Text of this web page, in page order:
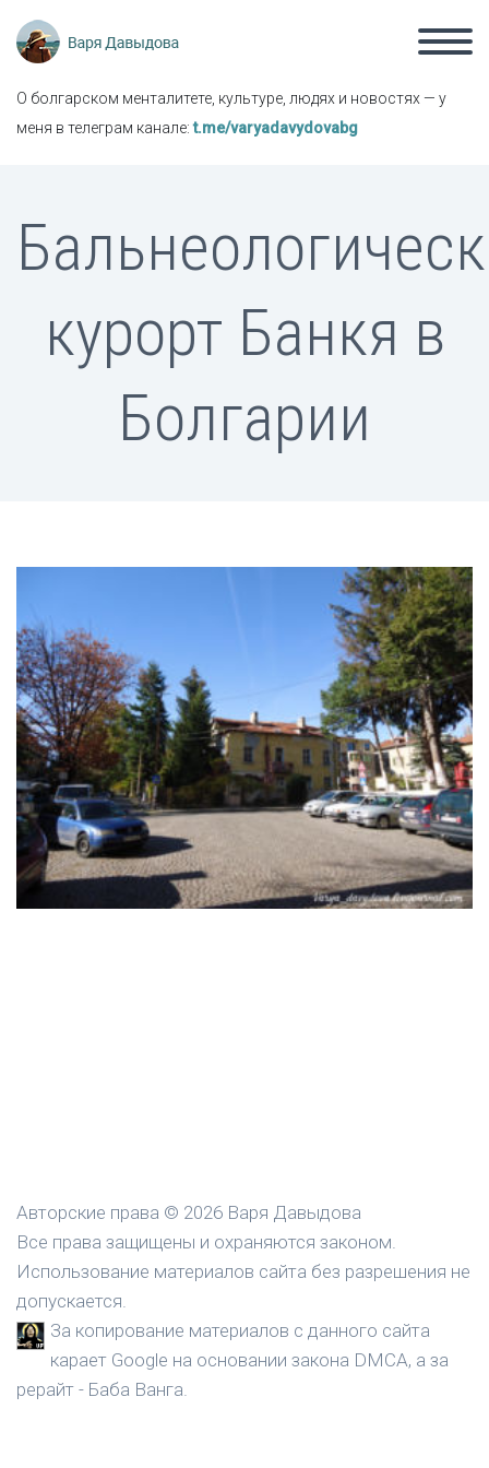
О болгарском менталитете, культуре, людях и новостях — у
меня в телеграм канале:t.me/varyadavydovabg
курорт Банкя в
Болгарии
Авторские права © 2026 Варя Давыдова
Все права защищены и охраняются законом.
Использование материалов сайта без разрешения не
допускается.
За копирование материалов с данного сайта
карает Google на основании закона DMCA, а за
рерайт - Баба Ванга.